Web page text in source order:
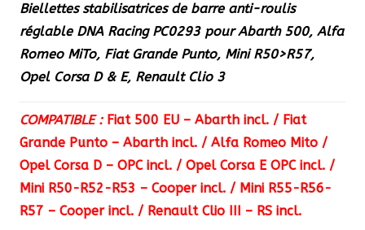
initial
était :
320,70 €.
actuel
est :
304,70 €.
Biellettes stabilisatrices de barre anti-roulis
réglable DNA RacingPC0293pour Abarth 500, Alfa
Romeo MiTo, Fiat Grande Punto, Mini R50>R57,
Opel Corsa D & E, Renault Clio 3
COMPATIBLE :Fiat 500 EU – Abarth incl. / Fiat
Grande Punto – Abarth incl. / Alfa Romeo Mito /
Opel Corsa D – OPC incl. / Opel Corsa E OPC incl. /
Mini R50-R52-R53 – Cooper incl. / Mini R55-R56-
R57 – Cooper incl. / Renault Clio III – RS incl.